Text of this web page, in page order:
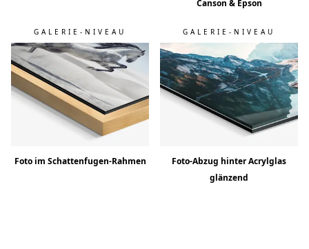
Canson & Epson
GALERIE-NIVEAU
Foto im Schattenfugen-Rahmen
GALERIE-NIVEAU
Foto-Abzug hinter Acrylglas
glänzend